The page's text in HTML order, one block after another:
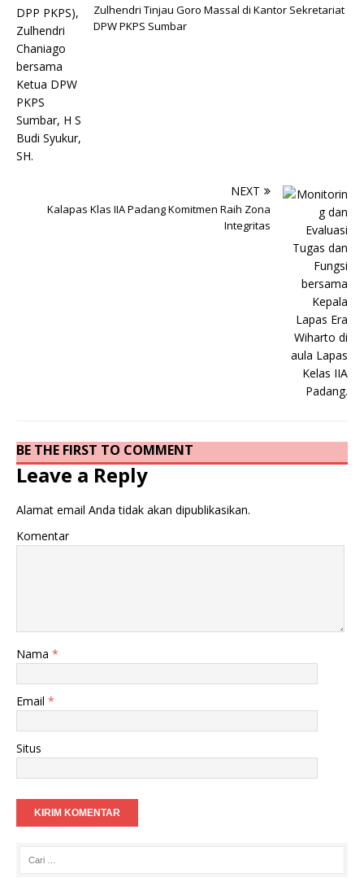
Zulhendri Tinjau Goro Massal di Kantor Sekretariat
DPW PKPS Sumbar
NEXT
Kalapas Klas IIA Padang Komitmen Raih Zona
Integritas
BE THE FIRST TO COMMENT
Leave a Reply
Alamat email Anda tidak akan dipublikasikan.
Komentar
Nama *
Email *
Situs